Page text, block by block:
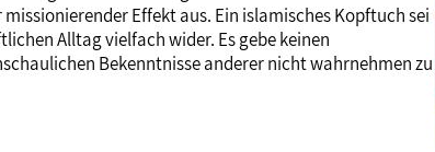
Effekt aus. Ein islamisches Kopftuch sei
Alltag vielfach wider. Es gebe keinen
Bekenntnisse anderer nicht wahrnehmen zu